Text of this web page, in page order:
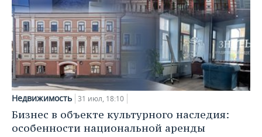
Недвижимость 31 июл, 18:10
Бизнес в объекте культурного наследия:
особенности национальной аренды